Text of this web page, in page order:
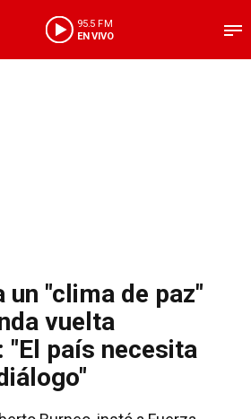
95.5 FM
EN VIVO
un "clima de paz"
vuelta
"El país necesita